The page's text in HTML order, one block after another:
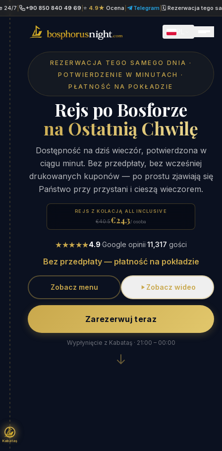
Kabataş
+90 850 840 49 69| ⭐4.9★Ocena | Telegram|🗓 Rezerwacja tego samego
REZERWACJA TEGO SAMEGO DNIA ·
POTWIERDZENIE W MINUTACH ·
PŁATNOŚĆ NA POKŁADZIE
Rejs po Bosforze
na Ostatnią Chwilę
Dostępność na dziś wieczór, potwierdzona w
ciągu minut. Bez przedpłaty, bez wcześniej
drukowanych kuponów — po prostu zjawiają się
Państwo przy przystani i cieszą wieczorem.
REJS Z KOLACJĄ ALL INCLUSIVE
€40.5€24.3/ osoba
★★★★★4.9·Google opinii·11,317 gości
Bez przedpłaty — płatność na pokładzie
Zobacz menu Zobacz wideo
Zarezerwuj teraz
Wypłynięcie z Kabataş · 21:00 – 00:00